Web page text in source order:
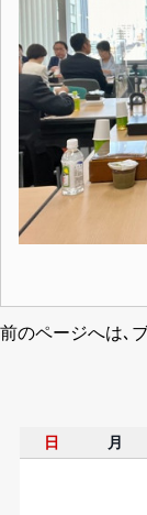
前のページへは､
日 月